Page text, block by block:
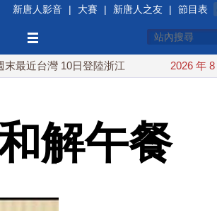
新唐人影音 | 大賽 | 新唐人之友 | 節目表
10日登陸浙江 川普預透露美伊談判進
2026 年
解午餐